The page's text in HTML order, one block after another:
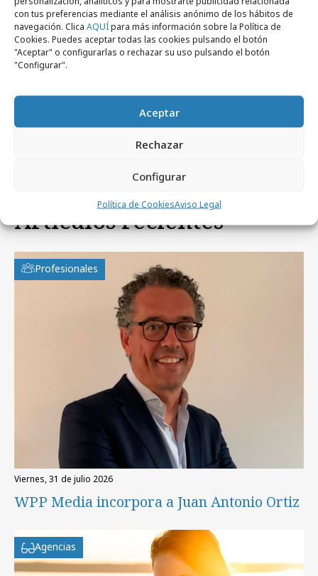
con tus preferencias mediante el análisis anónimo de los hábitos de
navegación. Clica AQUÍpara más información sobre la Política de
Cookies. Puedes aceptar todas las cookies pulsando el botón
"Aceptar" o configurarlas o rechazar su uso pulsando el botón
"Configurar".
Aceptar
Rechazar
Configurar
Política de CookiesAviso Legal
Transparencia, medición y eficacia entre
agencias y anunciantes
Artículos recientes
Profesionales
viernes, 31 de julio 2026
WPP Media incorpora a Juan Antonio Ortiz
Agencias